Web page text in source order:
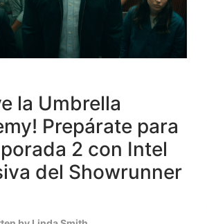
la Umbrella
Prepárate para
2 con Intel
del Showrunner